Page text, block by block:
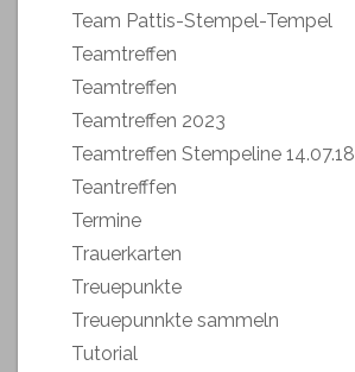
Team Pattis-Stempel-Tempel
Teamtreffen
Teamtreffen
Teamtreffen 2023
Teamtreffen Stempeline 14.07.18
Teantrefffen
Termine
Trauerkarten
Treuepunkte
Treuepunnkte sammeln
Tutorial